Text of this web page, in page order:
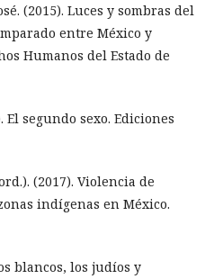
(2015). Luces y sombras del
entre México y
Humanos del Estado de
El segundo sexo. Ediciones
(2017). Violencia de
indígenas en México.
blancos, los judíos y